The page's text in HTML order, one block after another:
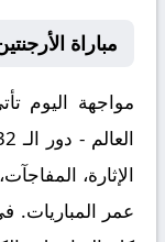
مباراة
مواجهة اليوم
الإثارة،
عمر المباريات.